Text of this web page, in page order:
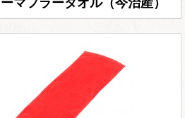
マフラータオル（今治産）